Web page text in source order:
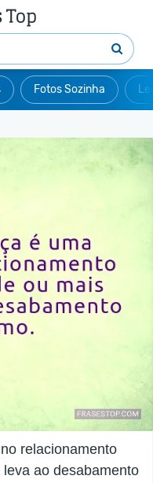
Fotos Sozinha
relacionamento
ao desabamento